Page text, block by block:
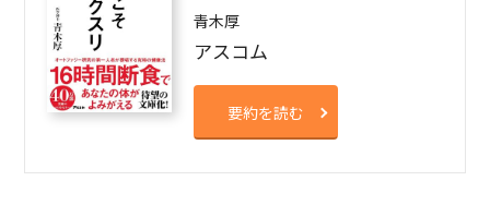
青木厚
アスコム
要約を読む